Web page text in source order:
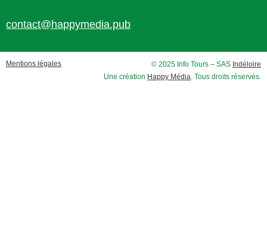
contact@happymedia.pub
Mentions légales © 2025 Info Tours – SAS Indéloire
Une création Happy Média . Tous droits réservés.